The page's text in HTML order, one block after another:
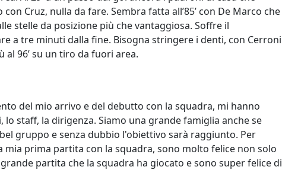
Cruz, nulla da fare. Sembra fatta all’85’ con De Marco che
stelle da posizione più che vantaggiosa. Soffre il
a tre minuti dalla fine. Bisogna stringere i denti, con Cerroni
al 96’ su un tiro da fuori area.
del mio arrivo e del debutto con la squadra, mi hanno
staff, la dirigenza. Siamo una grande famiglia anche se
gruppo e senza dubbio l'obiettivo sarà raggiunto. Per
prima partita con la squadra, sono molto felice non solo
partita che la squadra ha giocato e sono super felice di